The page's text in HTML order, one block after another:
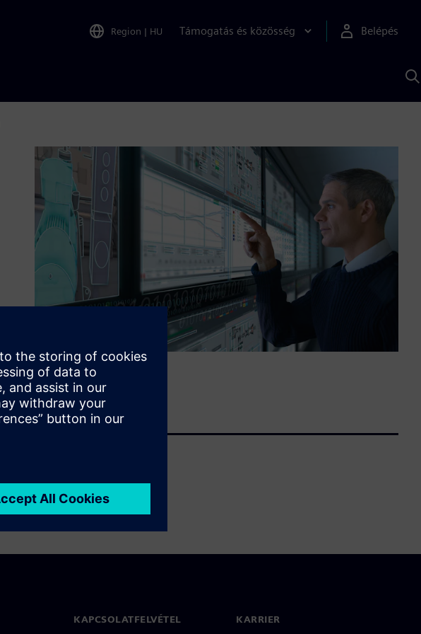
Region | HU Támogatás és közösség Belépés
KAPCSOLATFELVÉTEL KARRIER